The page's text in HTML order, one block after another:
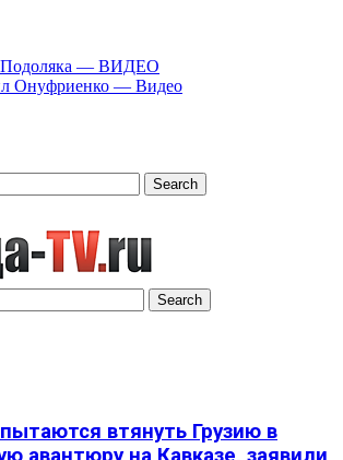
— ВИДЕО
Онуфриенко — Видео
Search
Search
втянуть Грузию в